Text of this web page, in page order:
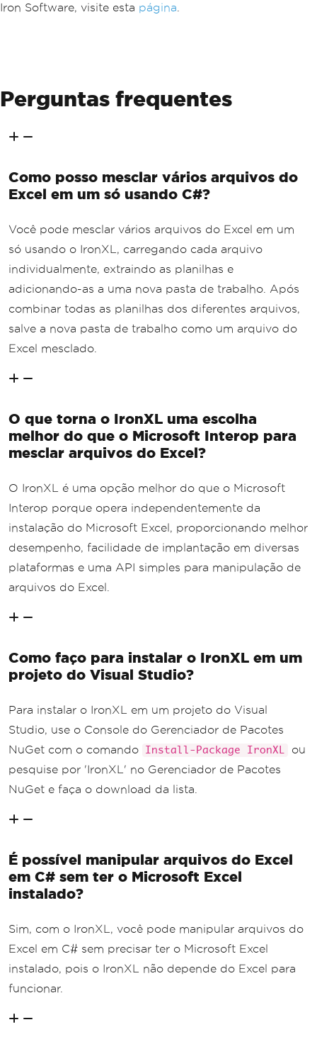
Iron Software, visite esta página
Perguntas frequentes
Como posso mesclar vários arquivos do
Excel em um só usando C#?
Você pode mesclar vários arquivos do Excel em um
só usando o IronXL, carregando cada arquivo
individualmente, extraindo as planilhas e
adicionando-as a uma nova pasta de trabalho. Após
combinar todas as planilhas dos diferentes arquivos,
salve a nova pasta de trabalho como um arquivo do
Excel mesclado.
O que torna o IronXL uma escolha
melhor do que o Microsoft Interop para
mesclar arquivos do Excel?
O IronXL é uma opção melhor do que o Microsoft
Interop porque opera independentemente da
instalação do Microsoft Excel, proporcionando melhor
desempenho, facilidade de implantação em diversas
plataformas e uma API simples para manipulação de
arquivos do Excel.
Como faço para instalar o IronXL em um
projeto do Visual Studio?
Para instalar o IronXL em um projeto do Visual
Studio, use o Console do Gerenciador de Pacotes
NuGet com o comando
Install-Package IronXL
ou
pesquise por 'IronXL' no Gerenciador de Pacotes
NuGet e faça o download da lista.
É possível manipular arquivos do Excel
em C# sem ter o Microsoft Excel
instalado?
Sim, com o IronXL, você pode manipular arquivos do
Excel em C# sem precisar ter o Microsoft Excel
instalado, pois o IronXL não depende do Excel para
funcionar.